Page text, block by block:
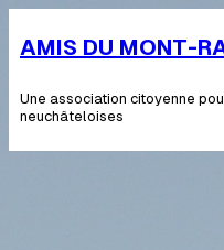
au
contenu
AMIS DU MONT-
Une association citoyenne
neuchâteloises